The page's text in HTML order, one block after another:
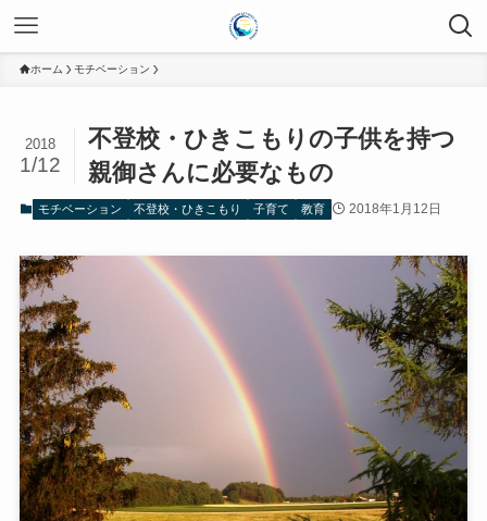
ホーム モチベーション
不登校・ひきこもりの子供を持つ
親御さんに必要なもの
2018
1/12
モチベーション 不登校・ひきこもり 子育て 教育 2018年1月12日